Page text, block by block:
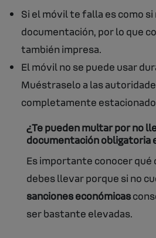
Si el móvil te falla es como
documentación, por lo que
también impresa.
El móvil no se puede usar
Muéstraselo a las
completamente
¿Te pueden multar por no
documentación obligatoria
Es importante conocer qué
debes llevar porque si no
sanciones económicas
ser bastante elevadas.